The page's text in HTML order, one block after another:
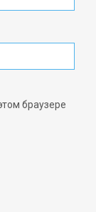
браузере